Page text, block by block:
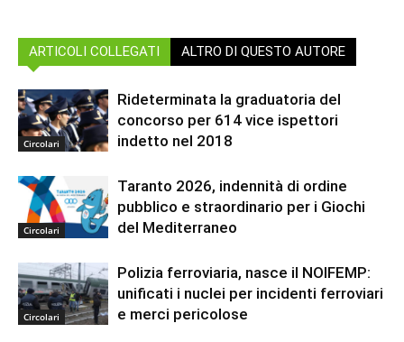
ARTICOLI COLLEGATI ALTRO DI QUESTO AUTORE
Circolari
Rideterminata la graduatoria del
concorso per 614 vice ispettori
indetto nel 2018
Circolari
Taranto 2026, indennità di ordine
pubblico e straordinario per i Giochi
del Mediterraneo
Circolari
Polizia ferroviaria, nasce il NOIFEMP:
unificati i nuclei per incidenti ferroviari
e merci pericolose